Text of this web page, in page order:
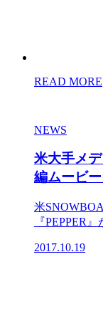
READ MORE
NEWS
米大手メ
編ムービ
米
『PEPPER』
2017.10.19